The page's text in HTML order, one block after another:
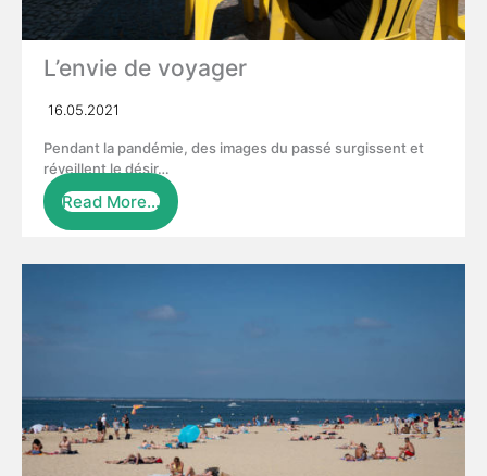
L’envie de voyager
16.05.2021
Pendant la pandémie, des images du passé surgissent et
réveillent le désir…
Read More…